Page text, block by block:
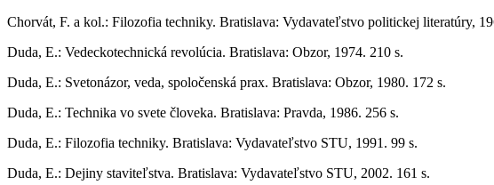
Chorvát, F. a kol.: Filozofia techniky. Bratislava: Vydavateľstvo politickej literatúry,
Duda, E.: Vedeckotechnická revolúcia. Bratislava: Obzor, 1974. 210 s.
Duda, E.: Svetonázor, veda, spoločenská prax. Bratislava: Obzor, 1980. 172 s.
Duda, E.: Technika vo svete človeka. Bratislava: Pravda, 1986. 256 s.
Duda, E.: Filozofia techniky. Bratislava: Vydavateľstvo STU, 1991. 99 s.
Duda, E.: Dejiny staviteľstva. Bratislava: Vydavateľstvo STU, 2002. 161 s.